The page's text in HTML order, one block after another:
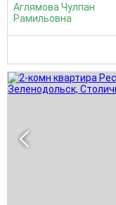
Аглямова Чулпан
Рамильовна